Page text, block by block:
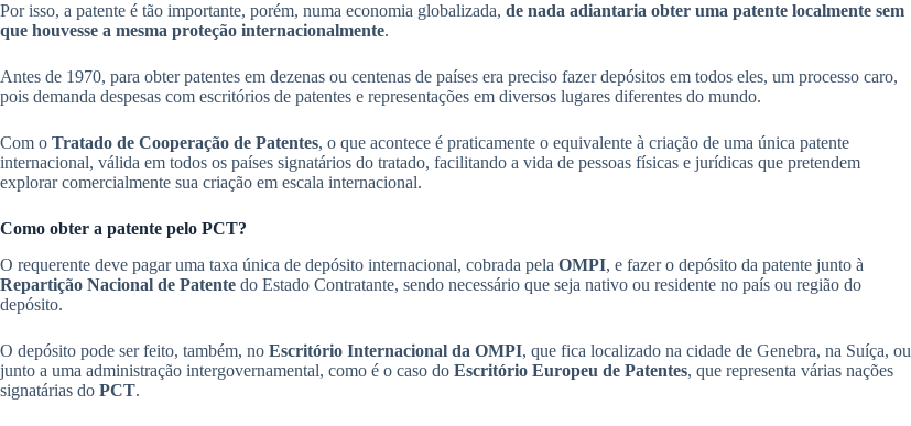
Por isso, a patente é tão importante, porém, numa economia globalizada, de nada adiantaria obter uma patente localmente sem
que houvesse a mesma proteção internacionalmente.
Antes de 1970, para obter patentes em dezenas ou centenas de países era preciso fazer depósitos em todos eles, um processo caro,
pois demanda despesas com escritórios de patentes e representações em diversos lugares diferentes do mundo.
Com o Tratado de Cooperação de Patentes, o que acontece é praticamente o equivalente à criação de uma única patente
internacional, válida em todos os países signatários do tratado, facilitando a vida de pessoas físicas e jurídicas que pretendem
explorar comercialmente sua criação em escala internacional.
Como obter a patente pelo PCT?
O requerente deve pagar uma taxa única de depósito internacional, cobrada pela OMPI, e fazer o depósito da patente junto à
Repartição Nacional de Patente do Estado Contratante, sendo necessário que seja nativo ou residente no país ou região do
depósito.
O depósito pode ser feito, também, no Escritório Internacional da OMPI, que fica localizado na cidade de Genebra, na Suíça, ou
junto a uma administração intergovernamental, como é o caso do Escritório Europeu de Patentes, que representa várias nações
signatárias do PCT.